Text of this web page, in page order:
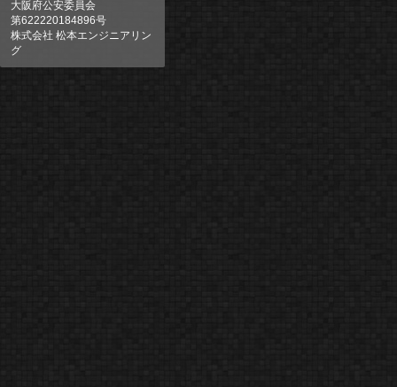
大阪府公安委員会
第622220184896号
株式会社 松本エンジニアリン
グ